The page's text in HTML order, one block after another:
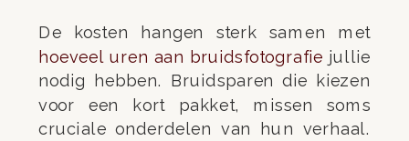
De kosten hangen sterk samen met
hoeveel uren aan bruidsfotografie jullie
nodig hebben. Bruidsparen die kiezen
voor een kort pakket, missen soms
cruciale onderdelen van hun verhaal.